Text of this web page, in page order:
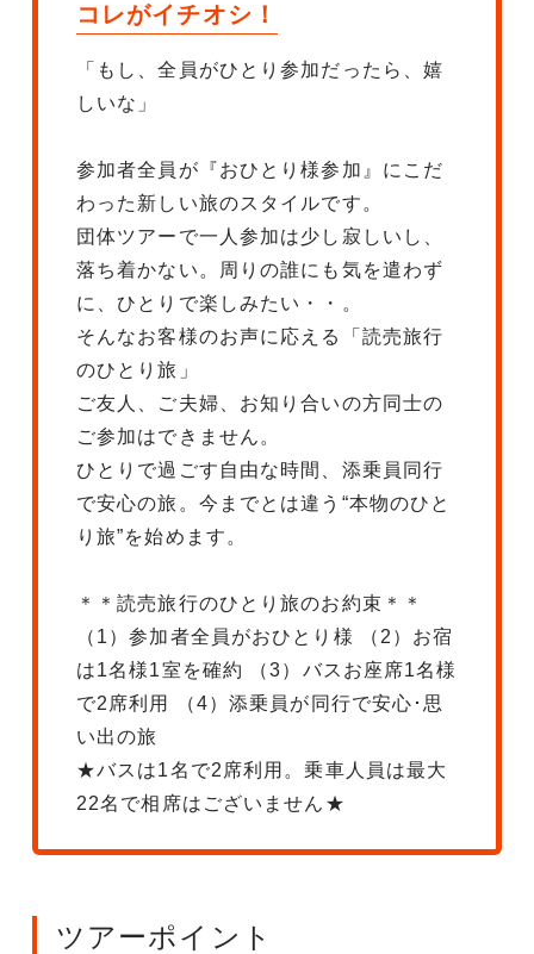
コレがイチオシ！
「もし、全員がひとり参加だったら、嬉
しいな」
参加者全員が『おひとり様参加』にこだ
わった新しい旅のスタイルです。
団体ツアーで一人参加は少し寂しいし、
落ち着かない。周りの誰にも気を遣わず
に、ひとりで楽しみたい・・。
そんなお客様のお声に応える「読売旅行
のひとり旅」
ご友人、ご夫婦、お知り合いの方同士の
ご参加はできません。
ひとりで過ごす自由な時間、添乗員同行
で安心の旅。今までとは違う“本物のひと
り旅”を始めます。
＊＊読売旅行のひとり旅のお約束＊＊
（1）参加者全員がおひとり様 （2）お宿
は1名様1室を確約 （3）バスお座席1名様
で2席利用 （4）添乗員が同行で安心･思
い出の旅
★バスは1名で2席利用。乗車人員は最大
22名で相席はございません★
ツアーポイント